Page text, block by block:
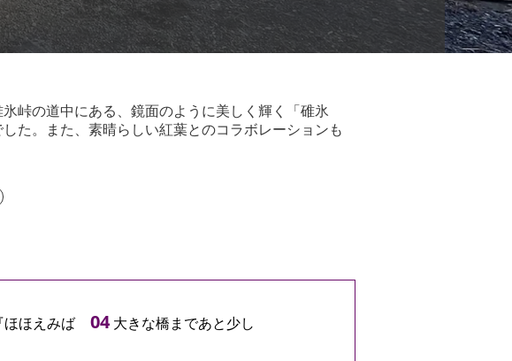
峠の道中にある、鏡面のように美しく輝く「碓氷
た。また、素晴らしい紅葉とのコラボレーションも
ほえみば
大きな橋まであと少し